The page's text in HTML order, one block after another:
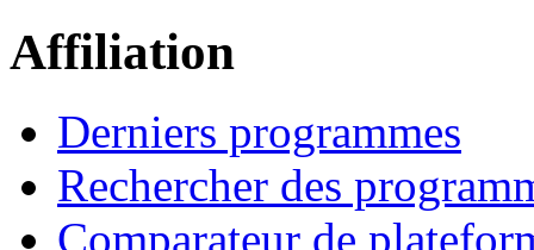
Affiliation
Derniers programmes
Rechercher des
Comparateur de